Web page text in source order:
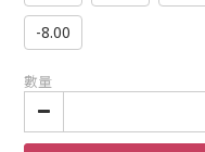
-8.00
數量